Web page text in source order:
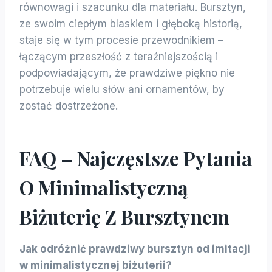
równowagi i szacunku dla materiału. Bursztyn,
ze swoim ciepłym blaskiem i głęboką historią,
staje się w tym procesie przewodnikiem –
łączącym przeszłość z teraźniejszością i
podpowiadającym, że prawdziwe piękno nie
potrzebuje wielu słów ani ornamentów, by
zostać dostrzeżone.
FAQ – Najczęstsze Pytania
O Minimalistyczną
Biżuterię Z Bursztynem
Jak odróżnić prawdziwy bursztyn od imitacji
w minimalistycznej biżuterii?